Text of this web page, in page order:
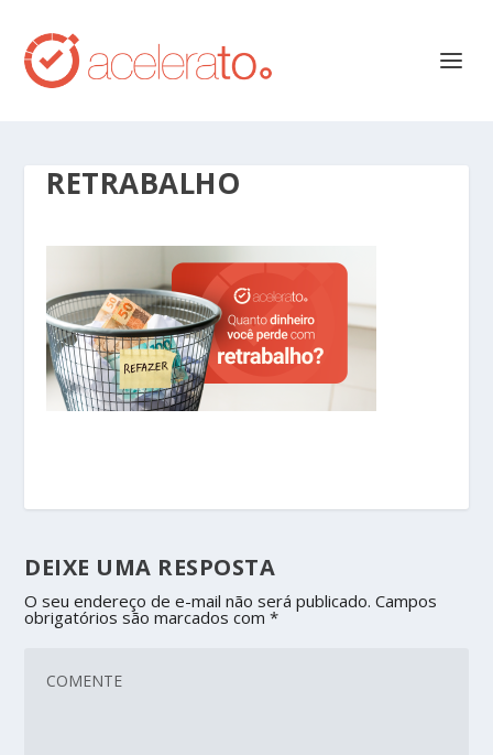
RETRABALHO
DEIXE UMA RESPOSTA
O seu endereço de e-mail não será publicado. Campos
obrigatórios são marcados com*